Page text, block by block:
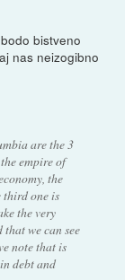
bistveno
nas neizogibno
are the 3
empire of
the
third one is
the very
we can see
note that is
debt and